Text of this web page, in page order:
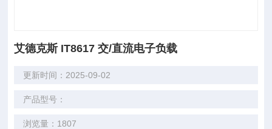
艾德克斯 IT8617 交/直流电子负载
更新时间：2025-09-02
产品型号：
浏览量：1807